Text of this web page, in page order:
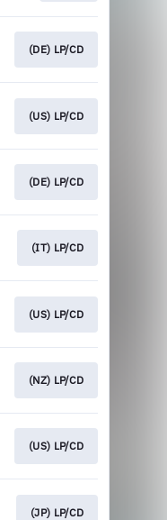
(DE) LP/CD
(US) LP/CD
(DE) LP/CD
(IT) LP/CD
(US) LP/CD
(NZ) LP/CD
(US) LP/CD
(JP) LP/CD